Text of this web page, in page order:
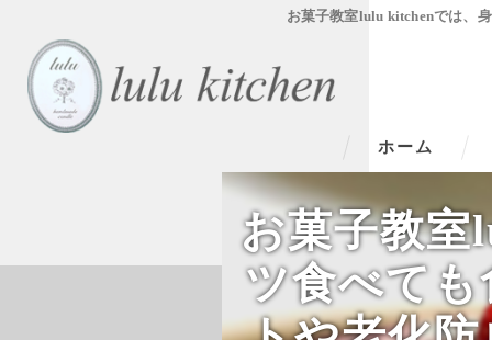
お菓子教室lulu kitchenでは、
ホーム
お菓子教
ツ食べて